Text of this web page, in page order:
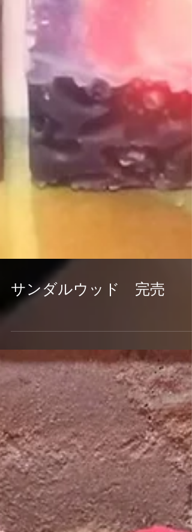
サンダルウッド 完売